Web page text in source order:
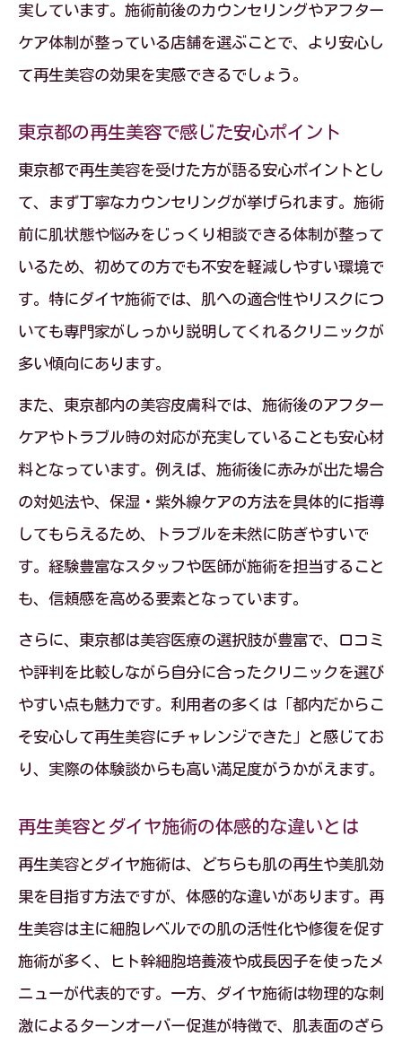
再生美容を選ぶべき肌悩みの解決方法
東京都で解決される肌悩みと再生美容の
対応力
再生美容施術を受ける前に確認したいこ
と
肌トラブル別に選ぶ再生美容の種類と特
徴
実しています。施術前後のカウンセリングやアフター
ケア体制が整っている店舗を選ぶことで、より安心し
て再生美容の効果を実感できるでしょう。
東京都の再生美容で感じた安心ポイント
東京都で再生美容を受けた方が語る安心ポイントとし
て、まず丁寧なカウンセリングが挙げられます。施術
前に肌状態や悩みをじっくり相談できる体制が整って
いるため、初めての方でも不安を軽減しやすい環境で
す。特にダイヤ施術では、肌への適合性やリスクにつ
いても専門家がしっかり説明してくれるクリニックが
多い傾向にあります。
また、東京都内の美容皮膚科では、施術後のアフター
ケアやトラブル時の対応が充実していることも安心材
料となっています。例えば、施術後に赤みが出た場合
の対処法や、保湿・紫外線ケアの方法を具体的に指導
してもらえるため、トラブルを未然に防ぎやすいで
す。経験豊富なスタッフや医師が施術を担当すること
も、信頼感を高める要素となっています。
さらに、東京都は美容医療の選択肢が豊富で、口コミ
や評判を比較しながら自分に合ったクリニックを選び
やすい点も魅力です。利用者の多くは「都内だからこ
そ安心して再生美容にチャレンジできた」と感じてお
り、実際の体験談からも高い満足度がうかがえます。
再生美容とダイヤ施術の体感的な違いとは
再生美容とダイヤ施術は、どちらも肌の再生や美肌効
果を目指す方法ですが、体感的な違いがあります。再
生美容は主に細胞レベルでの肌の活性化や修復を促す
施術が多く、ヒト幹細胞培養液や成長因子を使ったメ
ニューが代表的です。一方、ダイヤ施術は物理的な刺
激によるターンオーバー促進が特徴で、肌表面のざら